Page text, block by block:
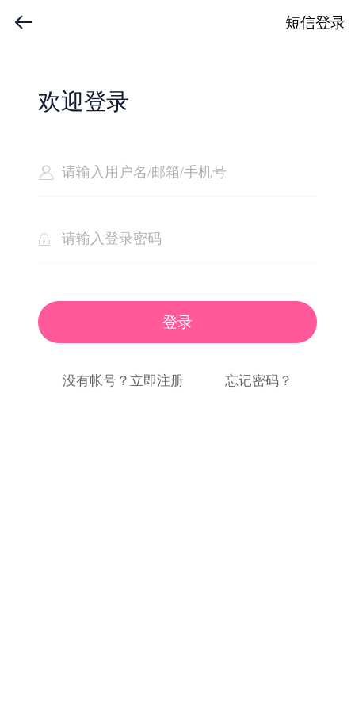
短信登录
欢迎登录
登录
没有帐号？立即注册 忘记密码？